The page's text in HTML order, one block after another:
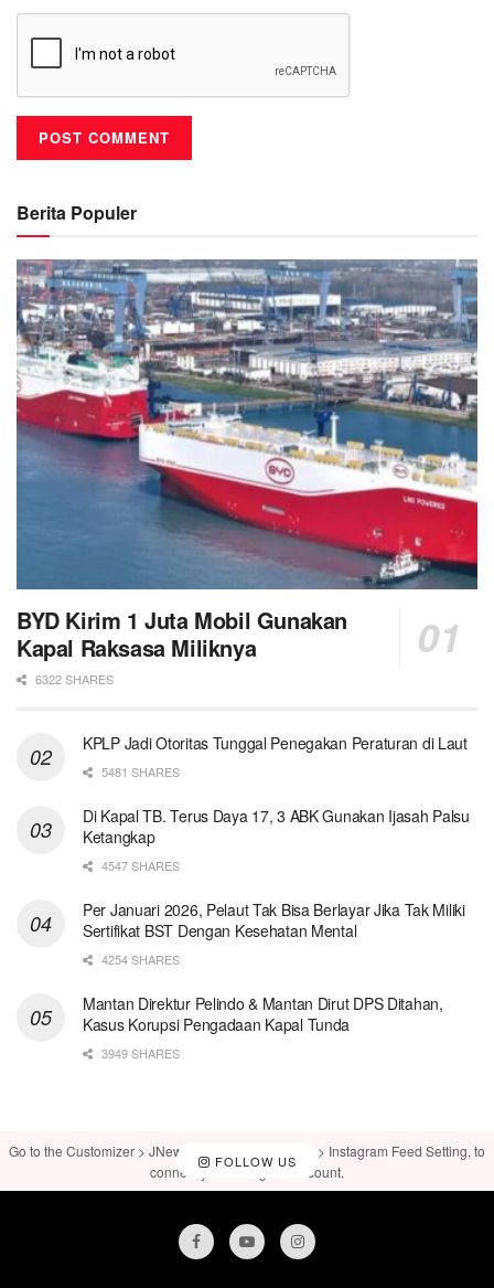
Berita Populer
BYD Kirim 1 Juta Mobil Gunakan
Kapal Raksasa Miliknya
6322 SHARES
KPLP Jadi Otoritas Tunggal Penegakan Peraturan di Laut
5481 SHARES
Di Kapal TB. Terus Daya 17, 3 ABK Gunakan Ijasah Palsu
Ketangkap
4547 SHARES
Per Januari 2026, Pelaut Tak Bisa Berlayar Jika Tak Miliki
Sertifikat BST Dengan Kesehatan Mental
4254 SHARES
Mantan Direktur Pelindo & Mantan Dirut DPS Ditahan,
Kasus Korupsi Pengadaan Kapal Tunda
3949 SHARES
FOLLOW US
Go to the Customizer > JNews : Social, Like & View > Instagram Feed Setting, to
connect your Instagram account.